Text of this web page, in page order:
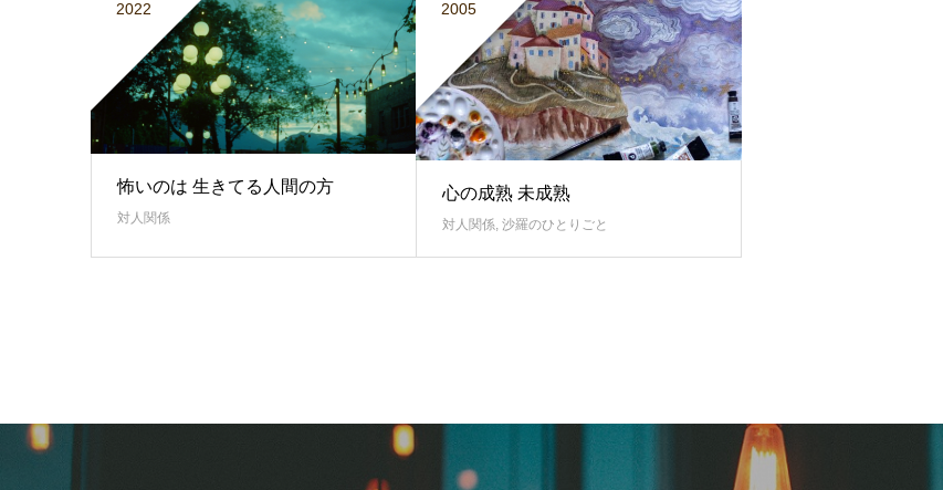
2022
怖いのは 生きてる人間の方
対人関係
2005
心の成熟 未成熟
対人関係, 沙羅のひとりごと